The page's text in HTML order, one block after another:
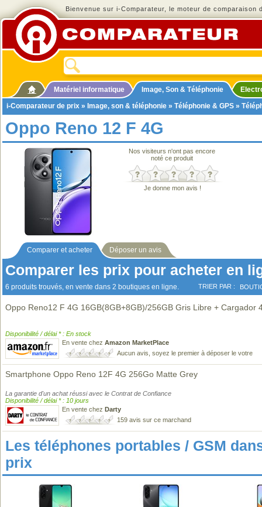
Bienvenue sur i-Comparateur, le moteur de comparaison
Matériel informatique Image, Son & Téléphonie
i-Comparateur de prix » Image, son & téléphonie » Téléphonie & GPS »
Oppo Reno 12 F 4G
Nos visiteurs n'ont pas encore
noté ce produit
Je donne mon avis !
Comparer et acheter Déposer un avis
Comparer les prix pour acheter en
6 produits trouvés, en vente dans 2 boutiques en ligne. TRIER PAR :
Oppo Reno12 F 4G 16GB(8GB+8GB)/256GB Gris Libre + Cargador
Disponibilité / délai * : En stock
En vente chez Amazon MarketPlace
Aucun avis, soyez le premier à déposer le votre
Smartphone Oppo Reno 12F 4G 256Go Matte Grey
La garantie d'un achat réussi avec le Contrat de Confiance
Disponibilité / délai * : 10 jours
En vente chez Darty
159 avis sur ce marchand
Les téléphones portables / GSM
prix